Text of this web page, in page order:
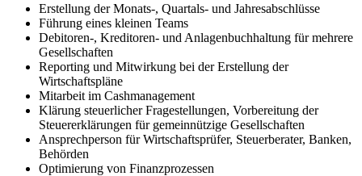
Erstellung der Monats-, Quartals- und Jahresabschlüsse
Führung eines kleinen Teams
Debitoren-, Kreditoren- und Anlagenbuchhaltung für mehrere
Gesellschaften
Reporting und Mitwirkung bei der Erstellung der
Wirtschaftspläne
Mitarbeit im Cashmanagement
Klärung steuerlicher Fragestellungen, Vorbereitung der
Steuererklärungen für gemeinnützige Gesellschaften
Ansprechperson für Wirtschaftsprüfer, Steuerberater, Banken,
Behörden
Optimierung von Finanzprozessen